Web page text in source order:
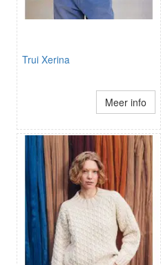
Trui Xerina
Meer info